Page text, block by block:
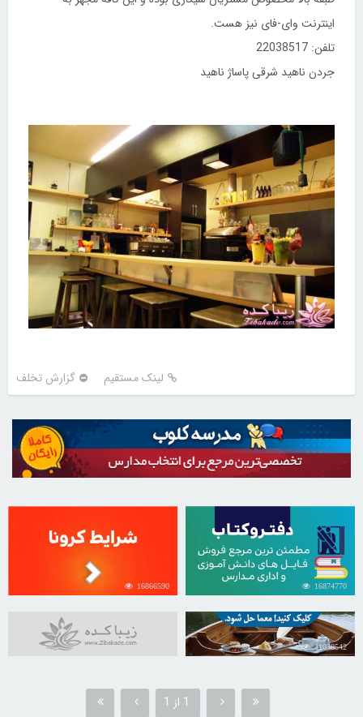
اینترنت وای-فای نیز هست.
تلفن: 22038517
جردن ناهید شرقی پاساژ ناهید
لینک مستقیم گزارش تخلف
16874770
16866590
31038542
1 از 1